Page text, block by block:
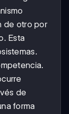
de otro por
Esta
de
forma